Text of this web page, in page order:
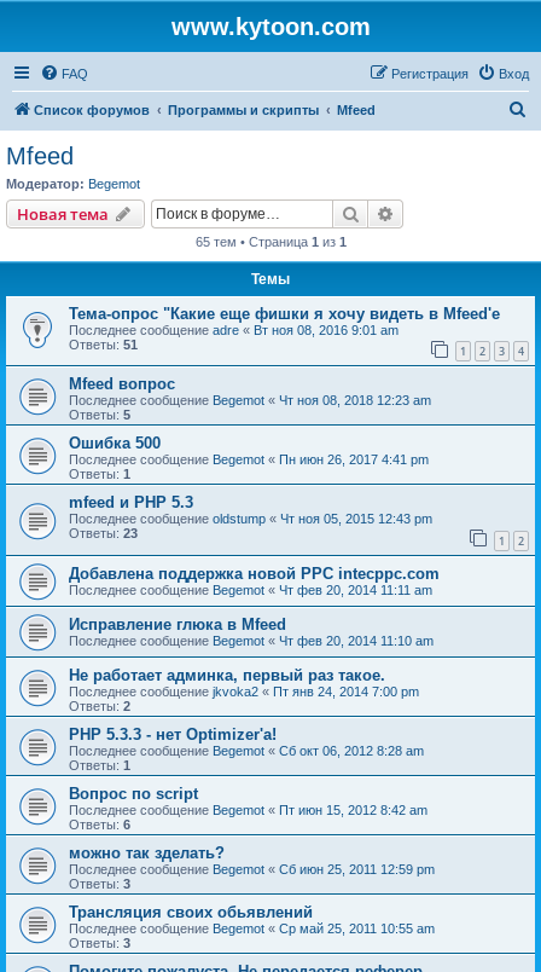
www.kytoon.com
FAQ Вход
Регистрация
Список форумов Программы и скрипты Mfeed
Mfeed
Модератор: Begemot
Новая тема Поиск
65 тем • Страница 1 из 1
Темы
Тема-опрос "Какие еще фишки я хочу видеть в Mfeed'е
Последнее сообщение adre « Вт ноя 08, 2016 9:01 am
Ответы: 51 1 2 3 4
Mfeed вопрос
Последнее сообщение Begemot « Чт ноя 08, 2018 12:23 am
Ответы: 5
Ошибка 500
Последнее сообщение Begemot « Пн июн 26, 2017 4:41 pm
Ответы: 1
mfeed и PHP 5.3
Последнее сообщение oldstump « Чт ноя 05, 2015 12:43 pm
Ответы: 23 1 2
Добавлена поддержка новой PPC intecppc.com
Последнее сообщение Begemot « Чт фев 20, 2014 11:11 am
Исправление глюка в Mfeed
Последнее сообщение Begemot « Чт фев 20, 2014 11:10 am
Не работает админка, первый раз такое.
Последнее сообщение jkvoka2 « Пт янв 24, 2014 7:00 pm
Ответы: 2
PHP 5.3.3 - нет Optimizer'а!
Последнее сообщение Begemot « Сб окт 06, 2012 8:28 am
Ответы: 1
Вопрос по script
Последнее сообщение Begemot « Пт июн 15, 2012 8:42 am
Ответы: 6
можно так зделать?
Последнее сообщение Begemot « Сб июн 25, 2011 12:59 pm
Ответы: 3
Трансляция своих обьявлений
Последнее сообщение Begemot « Ср май 25, 2011 10:55 am
Ответы: 3